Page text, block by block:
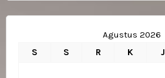
Agustus 2026
S
S R K J